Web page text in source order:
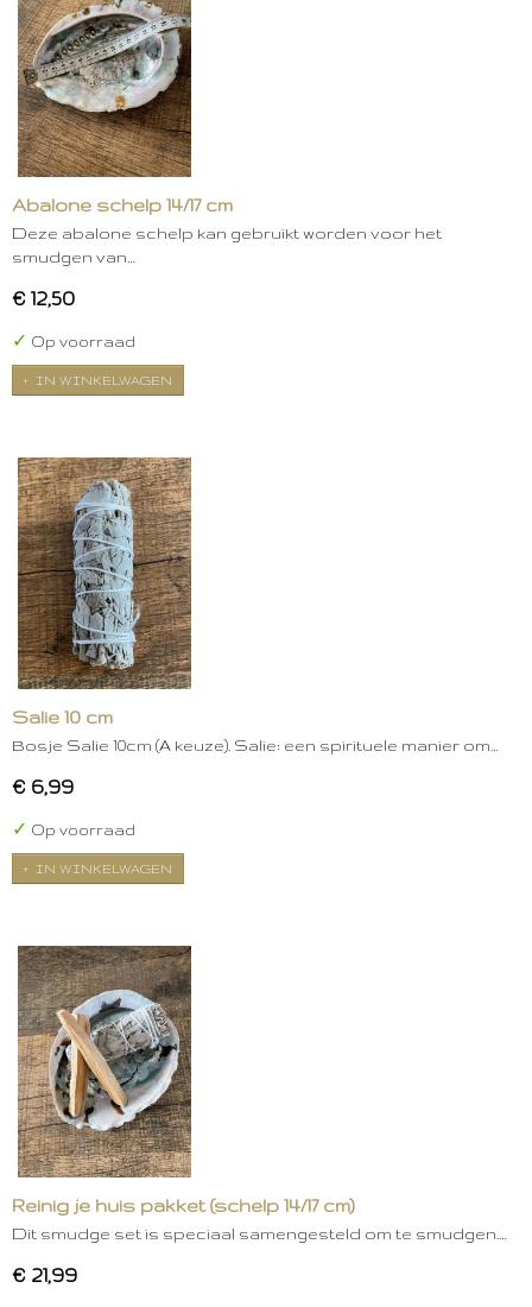
Abalone schelp 14/17 cm
Deze abalone schelp kan gebruikt worden voor het
smudgen van…
€ 12,50
✓ Op voorraad
IN WINKELWAGEN
Salie 10 cm
Bosje Salie 10cm (A keuze). Salie: een spirituele manier om…
€ 6,99
✓ Op voorraad
IN WINKELWAGEN
Reinig je huis pakket (schelp 14/17 cm)
Dit smudge set is speciaal samengesteld om te smudgen.…
€ 21,99